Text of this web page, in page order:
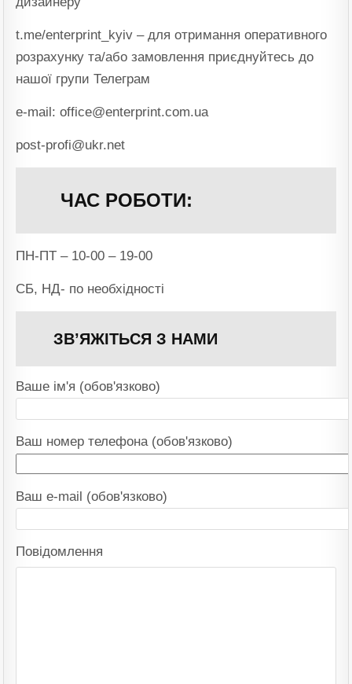
t.me/enterprint_kyiv – для отримання оперативного
розрахунку та/або замовлення приєднуйтесь до
нашої групи Телеграм
e-mail: office@enterprint.com.ua
post-profi@ukr.net
ЧАС РОБОТИ:
ПН-ПТ – 10-00 – 19-00
СБ, НД- по необхідності
ЗВ’ЯЖІТЬСЯ З НАМИ
Ваше ім'я (обов'язково)
Ваш номер телефона (обов'язково)
Ваш e-mail (обов'язково)
Повідомлення